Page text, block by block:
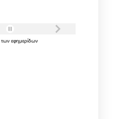
των εφημερίδων